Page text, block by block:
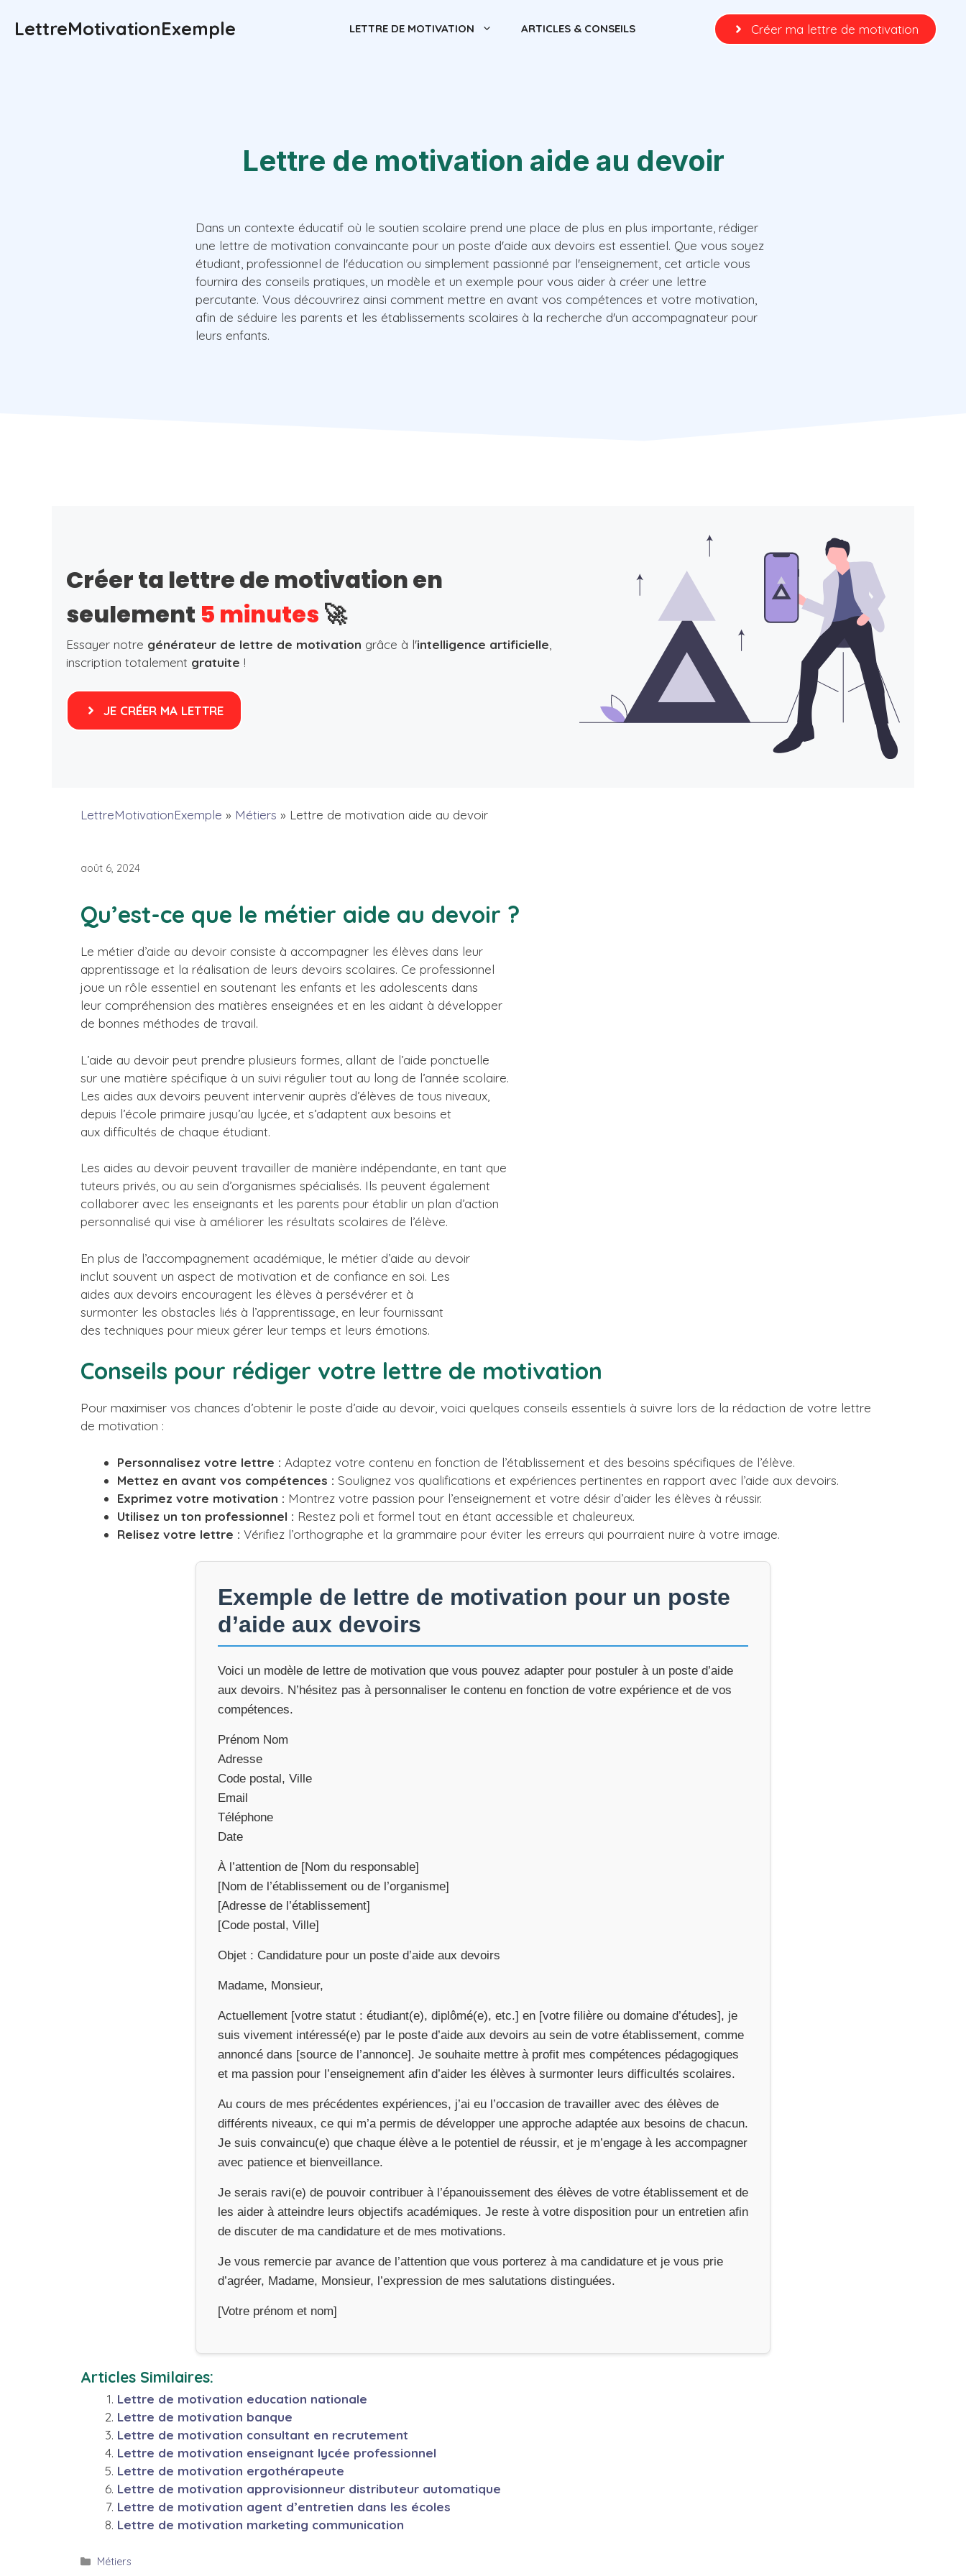
LettreMotivationExemple LETTRE DE MOTIVATION ARTICLES & CONSEILS Créer ma lettre de motivation
Lettre de motivation aide au devoir
Dans un contexte éducatif où le soutien scolaire prend une place de plus en plus importante, rédiger
une lettre de motivation convaincante pour un poste d'aide aux devoirs est essentiel. Que vous soyez
étudiant, professionnel de l'éducation ou simplement passionné par l'enseignement, cet article vous
fournira des conseils pratiques, un modèle et un exemple pour vous aider à créer une lettre
percutante. Vous découvrirez ainsi comment mettre en avant vos compétences et votre motivation,
afin de séduire les parents et les établissements scolaires à la recherche d'un accompagnateur pour
leurs enfants.
Créer ta lettre de motivation en
seulement 5 minutes 🚀
Essayer notre générateur de lettre de motivation grâce à l'intelligence artificielle,
inscription totalement gratuite !
JE CRÉER MA LETTRE
LettreMotivationExemple » Métiers » Lettre de motivation aide au devoir
août 6, 2024
Qu’est-ce que le métier aide au devoir ?
Le métier d’aide au devoir consiste à accompagner les élèves dans leur
apprentissage et la réalisation de leurs devoirs scolaires. Ce professionnel
joue un rôle essentiel en soutenant les enfants et les adolescents dans
leur compréhension des matières enseignées et en les aidant à développer
de bonnes méthodes de travail.
L’aide au devoir peut prendre plusieurs formes, allant de l’aide ponctuelle
sur une matière spécifique à un suivi régulier tout au long de l’année scolaire.
Les aides aux devoirs peuvent intervenir auprès d’élèves de tous niveaux,
depuis l’école primaire jusqu’au lycée, et s’adaptent aux besoins et
aux difficultés de chaque étudiant.
Les aides au devoir peuvent travailler de manière indépendante, en tant que
tuteurs privés, ou au sein d’organismes spécialisés. Ils peuvent également
collaborer avec les enseignants et les parents pour établir un plan d’action
personnalisé qui vise à améliorer les résultats scolaires de l’élève.
En plus de l’accompagnement académique, le métier d’aide au devoir
inclut souvent un aspect de motivation et de confiance en soi. Les
aides aux devoirs encouragent les élèves à persévérer et à
surmonter les obstacles liés à l’apprentissage, en leur fournissant
des techniques pour mieux gérer leur temps et leurs émotions.
Conseils pour rédiger votre lettre de motivation
Pour maximiser vos chances d’obtenir le poste d’aide au devoir, voici quelques conseils essentiels à suivre lors de la rédaction de votre lettre
de motivation :
Personnalisez votre lettre : Adaptez votre contenu en fonction de l’établissement et des besoins spécifiques de l’élève.
Mettez en avant vos compétences : Soulignez vos qualifications et expériences pertinentes en rapport avec l’aide aux devoirs.
Exprimez votre motivation : Montrez votre passion pour l’enseignement et votre désir d’aider les élèves à réussir.
Utilisez un ton professionnel : Restez poli et formel tout en étant accessible et chaleureux.
Relisez votre lettre : Vérifiez l’orthographe et la grammaire pour éviter les erreurs qui pourraient nuire à votre image.
Exemple de lettre de motivation pour un poste
d’aide aux devoirs
Voici un modèle de lettre de motivation que vous pouvez adapter pour postuler à un poste d’aide
aux devoirs. N’hésitez pas à personnaliser le contenu en fonction de votre expérience et de vos
compétences.
Prénom Nom
Adresse
Code postal, Ville
Email
Téléphone
Date
À l’attention de [Nom du responsable]
[Nom de l’établissement ou de l’organisme]
[Adresse de l’établissement]
[Code postal, Ville]
Objet : Candidature pour un poste d’aide aux devoirs
Madame, Monsieur,
Actuellement [votre statut : étudiant(e), diplômé(e), etc.] en [votre filière ou domaine d’études], je
suis vivement intéressé(e) par le poste d’aide aux devoirs au sein de votre établissement, comme
annoncé dans [source de l’annonce]. Je souhaite mettre à profit mes compétences pédagogiques
et ma passion pour l’enseignement afin d’aider les élèves à surmonter leurs difficultés scolaires.
Au cours de mes précédentes expériences, j’ai eu l’occasion de travailler avec des élèves de
différents niveaux, ce qui m’a permis de développer une approche adaptée aux besoins de chacun.
Je suis convaincu(e) que chaque élève a le potentiel de réussir, et je m’engage à les accompagner
avec patience et bienveillance.
Je serais ravi(e) de pouvoir contribuer à l’épanouissement des élèves de votre établissement et de
les aider à atteindre leurs objectifs académiques. Je reste à votre disposition pour un entretien afin
de discuter de ma candidature et de mes motivations.
Je vous remercie par avance de l’attention que vous porterez à ma candidature et je vous prie
d’agréer, Madame, Monsieur, l’expression de mes salutations distinguées.
[Votre prénom et nom]
Articles Similaires:
Lettre de motivation education nationale
Lettre de motivation banque
Lettre de motivation consultant en recrutement
Lettre de motivation enseignant lycée professionnel
Lettre de motivation ergothérapeute
Lettre de motivation approvisionneur distributeur automatique
Lettre de motivation agent d’entretien dans les écoles
Lettre de motivation marketing communication
Catégories
Métiers